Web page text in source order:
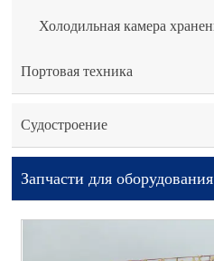
Портовая техника
Судостроение
Запчасти для оборудования